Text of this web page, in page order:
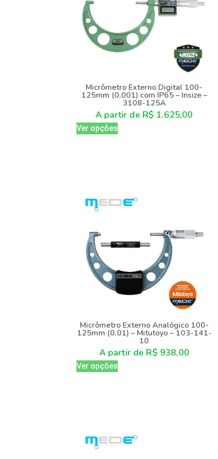
Micrômetro Externo Digital 100-
125mm (0,001) com IP65 – Insize –
3108-125A
A partir de R$ 1.625,00
Ver opções
Micrômetro Externo Analógico 100-
125mm (0,01) – Mitutoyo – 103-141-
10
A partir de R$ 938,00
Ver opções